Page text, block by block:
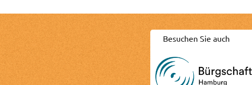
Besuchen Sie auch